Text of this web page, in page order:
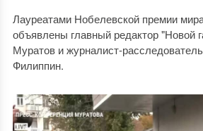
Лауреатами Нобелевской премии
объявлены главный редактор "Новой
Муратов и журналист-
Филиппин.